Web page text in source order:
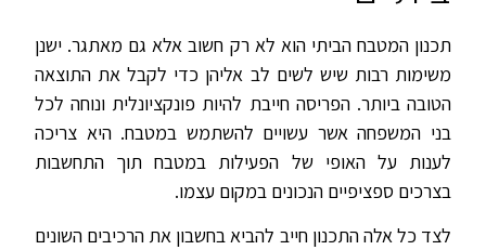
תכנון המטבח הביתי הוא לא רק חשוב אלא גם מאתגר. ישנן
משימות רבות שיש לשים לב אליהן כדי לקבל את התוצאה
הטובה ביותר. הפריסה חייבת להיות פונקציונלית ונוחה לכל
בני המשפחה אשר עשויים להשתמש במטבח. היא צריכה
לענות על האופי של הפעילות במטבח תוך התחשבות
בצרכים ספציפיים הנכונים במקום עצמו.
לצד כל אלה התכנון חייב להביא בחשבון את הרכיבים השונים